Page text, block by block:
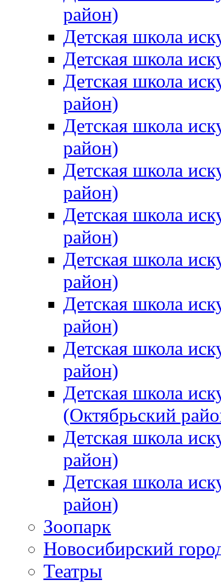
район)
Детская школа
Детская школа
Детская школа
район)
Детская школа
район)
Детская школа
район)
Детская школа
район)
Детская школа
район)
Детская школа
район)
Детская школа
район)
Детская школа
(Октябрьский
Детская школа
район)
Детская школа
район)
Зоопарк
Новосибирский
Театры